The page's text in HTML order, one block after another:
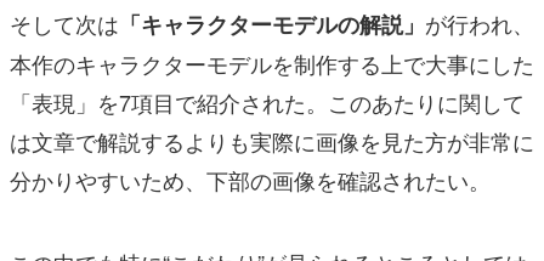
そして次は 「キャラクターモデルの解説」 が行われ、
本作のキャラクターモデルを制作する上で大事にした
「表現」を7項目で紹介された。このあたりに関して
は文章で解説するよりも実際に画像を見た方が非常に
分かりやすいため、下部の画像を確認されたい。